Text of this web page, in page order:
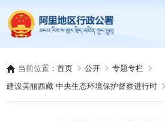
当前位置：首页 公开
专题专栏
建设美丽西藏·中央生态环境保护督察进行时